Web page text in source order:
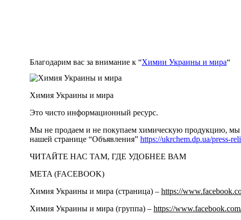
Благодарим вас за внимание к “Химии Украины и мира“
Химия Украины и мира
Это чисто информационный ресурс.
Мы не продаем и не покупаем химическую продукцию, мы
нашей странице “Объявления” https://ukrchem.dp.ua/press-
ЧИТАЙТЕ НАС ТАМ, ГДЕ УДОБНЕЕ ВАМ
META (FACEBOOK)
Химия Украины и мира (страница) – https://
Химия Украины и мира (группа) – https://